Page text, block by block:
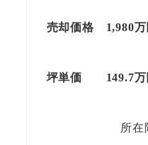
売却価格 1,980万
坪単価 149.7万
所